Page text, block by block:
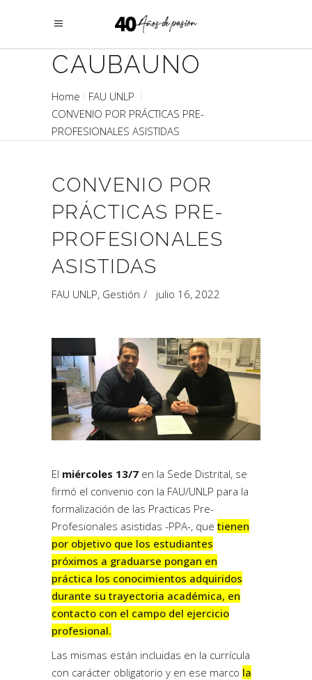
CAUBAUNO
Home
FAU UNLP
CONVENIO POR PRÁCTICAS PRE-
PROFESIONALES ASISTIDAS
CONVENIO POR
PRÁCTICAS PRE-
PROFESIONALES
ASISTIDAS
FAU UNLP, Gestión julio 16, 2022
El miércoles 13/7 en la Sede Distrital, se
firmó el convenio con la FAU/UNLP para la
formalización de las Practicas Pre-
Profesionales asistidas -PPA-, que tienen
por objetivo que los estudiantes
próximos a graduarse pongan en
práctica los conocimientos adquiridos
durante su trayectoria académica, en
contacto con el campo del ejercicio
profesional.
Las mismas están incluidas en la currícula
con carácter obligatorio y en ese marco la